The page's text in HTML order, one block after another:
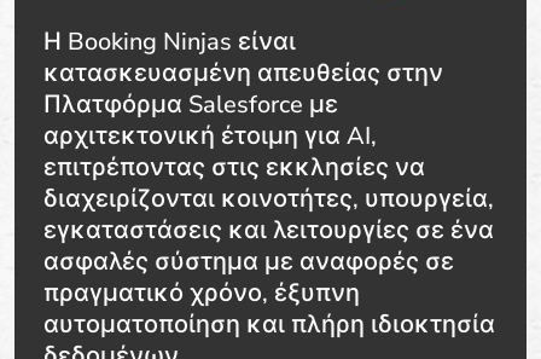
Η Booking Ninjas είναι
κατασκευασμένη απευθείας στην
Πλατφόρμα Salesforce με
αρχιτεκτονική έτοιμη για AI,
επιτρέποντας στις εκκλησίες να
διαχειρίζονται κοινοτήτες, υπουργεία,
εγκαταστάσεις και λειτουργίες σε ένα
ασφαλές σύστημα με αναφορές σε
πραγματικό χρόνο, έξυπνη
αυτοματοποίηση και πλήρη ιδιοκτησία